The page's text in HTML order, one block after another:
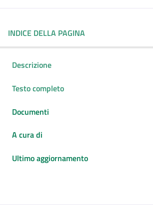
INDICE DELLA PAGINA
Descrizione
Testo completo
Documenti
A cura di
Ultimo aggiornamento